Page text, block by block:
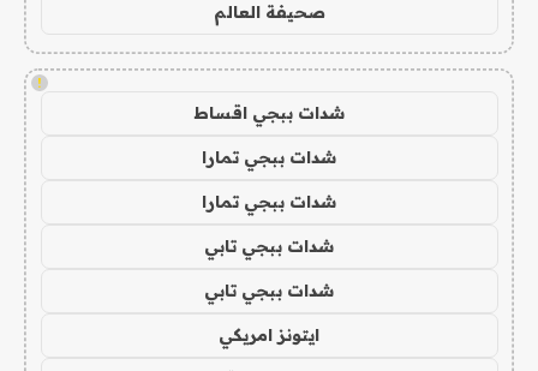
صحيفة العالم
!
شدات ببجي اقساط
شدات ببجي تمارا
شدات ببجي تمارا
شدات ببجي تابي
شدات ببجي تابي
ايتونز امريكي